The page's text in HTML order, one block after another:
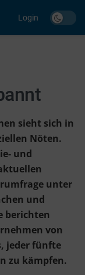
Login
sieht sich in
Nöten.
und
unter
und
berichten
von
jeder fünfte
zu kämpfen.